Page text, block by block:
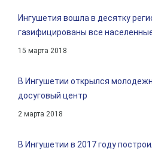
Ингушетия вошла в десятку
газифицированы все
15 марта 2018
В Ингушетии открылся
досуговый центр
2 марта 2018
В Ингушетии в 2017 году